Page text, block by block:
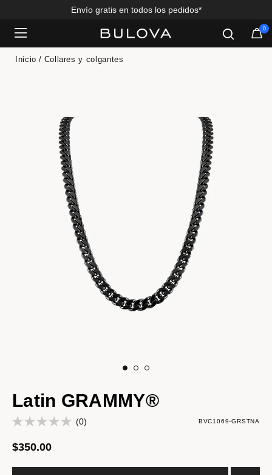
Envío gratis en todos los pedidos*
0
Inicio Collares y colgantes
Latin GRAMMY®
(0) BVC1069-GRSTNA
$350.00
Added to Manage Wishlist